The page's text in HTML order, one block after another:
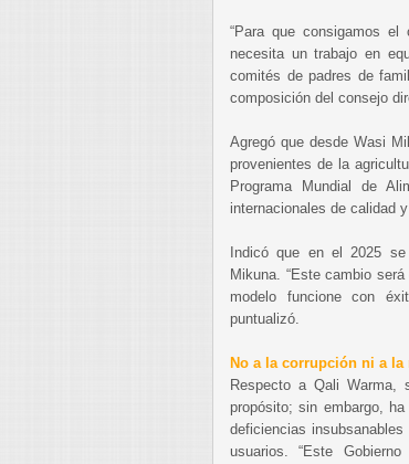
“Para que consigamos el
necesita un trabajo en
comités de padres de
composición del consejo
Agregó que desde Wasi
provenientes de la
Programa Mundial de
internacionales de calidad
Indicó que en el 2025
Mikuna. “Este cambio
modelo funcione con
puntualizó.
No a la corrupción ni a la
Respecto a Qali Warma,
propósito; sin embargo,
deficiencias
usuarios. “Este